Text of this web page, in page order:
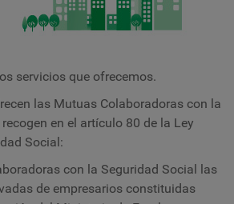
servicios que ofrecemos.
las Mutuas Colaboradoras con la
en el artículo 80 de la Ley
Social:
con la Seguridad Social las
de empresarios constituidas